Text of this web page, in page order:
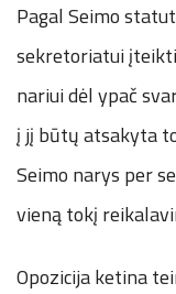
Pagal Seimo
sekretoriatui
nariui dėl ypač
į jį būtų atsakyta
Seimo narys per
vieną tokį
Opozicija ketina